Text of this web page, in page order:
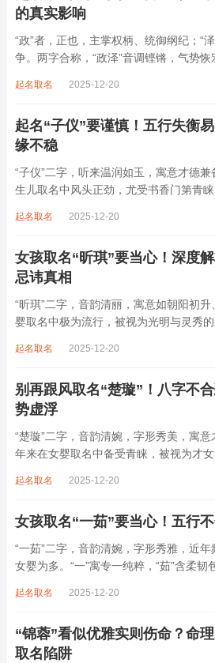
的真实影响
“政”者，正也，主掌权柄、统御纲纪；“
争。两字合称，“政泽”音调铿锵，气势恢
成栋梁之材，掌权柄而施恩泽。然姓名非
起名取名 2025-12-20
起名“子仪”要谨慎！五行失衡
缘不稳
“子仪”二字，听来温润如玉，寓意才德
生儿取名中风头正劲，尤受书香门第青睐
不顾八字强弱寒暖，盲目追捧此名，反易
起名取名 2025-12-20
女孩取名“昕琪”要当心！深度
忌讳真相
“昕琪”二字，音韵清丽，寓意如朝阳初
婴取名中极为流行，被视为光明与灵秀的
细究“昕琪”之象，实藏火炎土燥、金气受
起名取名 2025-12-20
别再跟风取名“楚璇”！八字不
势虚浮
“楚璇”二字，音韵清婉，字形秀美，寓
年来在女婴取名中备受青睐，被视为才女
“楚璇”之象，实藏木火交战、金水受制之
起名取名 2025-12-20
女孩取名“一茹”要当心！五行
“一茹”二字，音韵清婉，字形秀雅，近
女婴为多。“一”寓专一纯粹，“茹”含柔韧
之选，关乎运途。“一”属水，“茹”属木，
起名取名 2025-12-20
“锦蓉”看似优雅实则伤命？命
取名陷阱